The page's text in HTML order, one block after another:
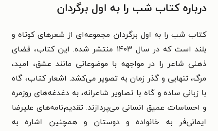
درباره کتاب شب را به اول برگردان
کتاب شب را به اول برگردان مجموعه‌ای از شعرهای کوتاه و
بلند است که در سال ۱۴۰۳ منتشر شده. این کتاب، فضای
ذهنی شاعر را در مواجهه با موضوعاتی مانند عشق، امید،
مرگ، تنهایی و گذر زمان به تصویر می‌کشد. اشعار کتاب، گاه
با زبانی ساده و گاه با تصاویر شاعرانه، به دغدغه‌های روزمره
و احساسات عمیق انسانی می‌پردازند. تقدیم‌نامه‌های علیرضا
ایمانی‌فر به خانواده و دوستان و همچنین اشاره به